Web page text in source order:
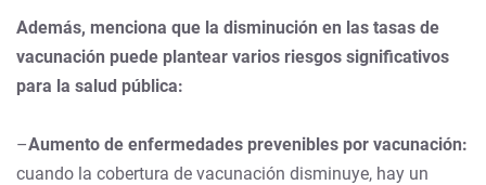
Además, menciona que la disminución en las tasas de
vacunación puede plantear varios riesgos significativos
para la salud pública:
–Aumento de enfermedades prevenibles por vacunación:
cuando la cobertura de vacunación disminuye, hay un